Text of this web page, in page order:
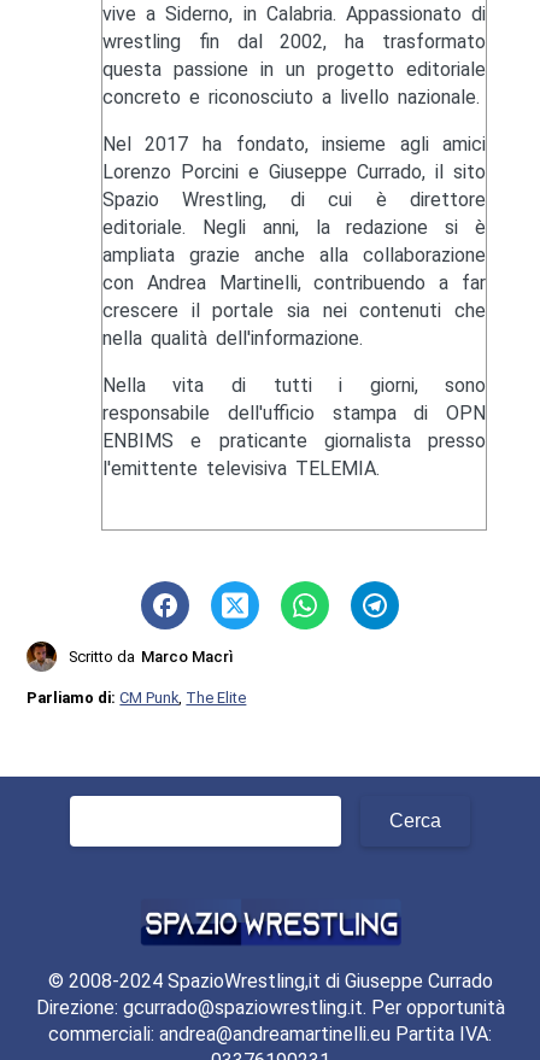
vive a Siderno, in Calabria. Appassionato di
wrestling fin dal 2002, ha trasformato
questa passione in un progetto editoriale
concreto e riconosciuto a livello nazionale.
Nel 2017 ha fondato, insieme agli amici
Lorenzo Porcini e Giuseppe Currado, il sito
Spazio Wrestling, di cui è direttore
editoriale. Negli anni, la redazione si è
ampliata grazie anche alla collaborazione
con Andrea Martinelli, contribuendo a far
crescere il portale sia nei contenuti che
nella qualità dell'informazione.
Nella vita di tutti i giorni, sono
responsabile dell'ufficio stampa di OPN
ENBIMS e praticante giornalista presso
l'emittente televisiva TELEMIA.
Scritto da Marco Macrì
Parliamo di:CM Punk The Elite
© 2008-2024 SpazioWrestling,it di Giuseppe Currado
Direzione: gcurrado@spaziowrestling.it. Per opportunità
commerciali: andrea@andreamartinelli.eu Partita IVA: